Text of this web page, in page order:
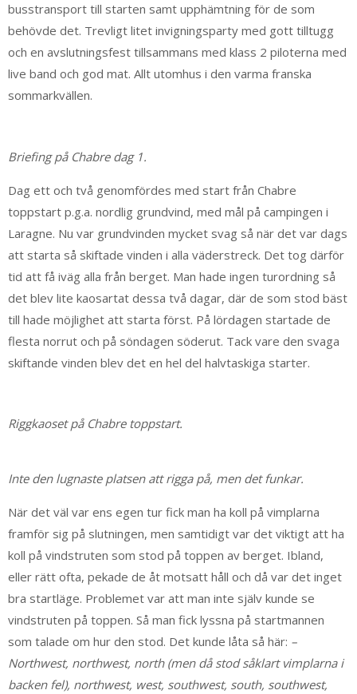
busstransport till starten samt upphämtning för de som
behövde det. Trevligt litet invigningsparty med gott tilltugg
och en avslutningsfest tillsammans med klass 2 piloterna med
live band och god mat. Allt utomhus i den varma franska
sommarkvällen.
Briefing på Chabre dag 1.
Dag ett och två genomfördes med start från Chabre
toppstart p.g.a. nordlig grundvind, med mål på campingen i
Laragne. Nu var grundvinden mycket svag så när det var dags
att starta så skiftade vinden i alla väderstreck. Det tog därför
tid att få iväg alla från berget. Man hade ingen turordning så
det blev lite kaosartat dessa två dagar, där de som stod bäst
till hade möjlighet att starta först. På lördagen startade de
flesta norrut och på söndagen söderut. Tack vare den svaga
skiftande vinden blev det en hel del halvtaskiga starter.
Riggkaoset på Chabre toppstart.
Inte den lugnaste platsen att rigga på, men det funkar.
När det väl var ens egen tur fick man ha koll på vimplarna
framför sig på slutningen, men samtidigt var det viktigt att ha
koll på vindstruten som stod på toppen av berget. Ibland,
eller rätt ofta, pekade de åt motsatt håll och då var det inget
bra startläge. Problemet var att man inte själv kunde se
vindstruten på toppen. Så man fick lyssna på startmannen
som talade om hur den stod. Det kunde låta så här: –
Northwest, northwest, north (men då stod såklart vimplarna i
backen fel), northwest, west, southwest, south, southwest,